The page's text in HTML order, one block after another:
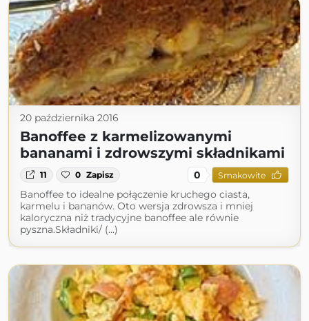
20 października 2016
Banoffee z karmelizowanymi
bananami i zdrowszymi składnikami
11 0 Zapisz 0 Smakowite
Banoffee to idealne połączenie kruchego ciasta,
karmelu i bananów. Oto wersja zdrowsza i mniej
kaloryczna niż tradycyjne banoffee ale równie
pyszna.Składniki/ (...)